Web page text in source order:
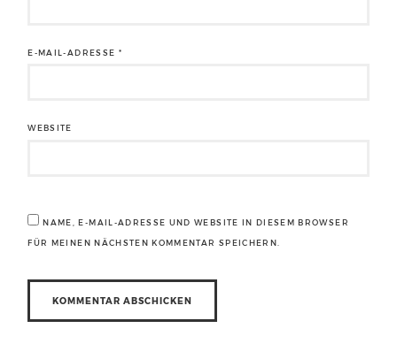
E-MAIL-ADRESSE *
WEBSITE
NAME, E-MAIL-ADRESSE UND WEBSITE IN DIESEM BROWSER
FÜR MEINEN NÄCHSTEN KOMMENTAR SPEICHERN.